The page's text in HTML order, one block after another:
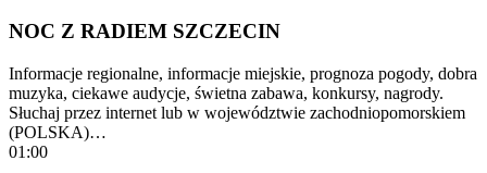
NOC Z RADIEM SZCZECIN
Informacje regionalne, informacje miejskie, prognoza pogody, dobra
muzyka, ciekawe audycje, świetna zabawa, konkursy, nagrody.
Słuchaj przez internet lub w województwie zachodniopomorskiem
(POLSKA)…
01:00